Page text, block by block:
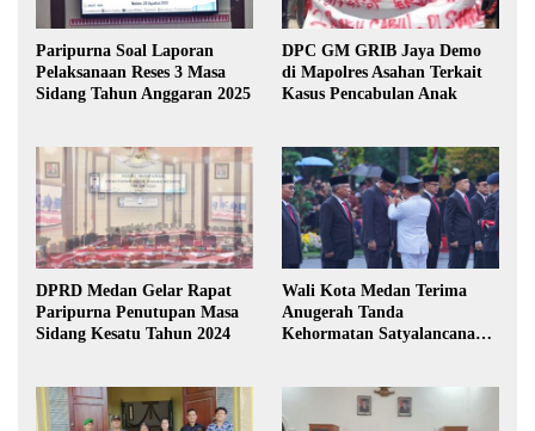
Paripurna Soal Laporan
Pelaksanaan Reses 3 Masa
Sidang Tahun Anggaran 2025
DPC GM GRIB Jaya Demo
di Mapolres Asahan Terkait
Kasus Pencabulan Anak
DPRD Medan Gelar Rapat
Paripurna Penutupan Masa
Sidang Kesatu Tahun 2024
Wali Kota Medan Terima
Anugerah Tanda
Kehormatan Satyalancana